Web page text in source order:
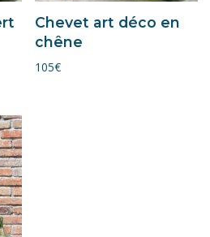
Chevet art déco en
chêne
105€